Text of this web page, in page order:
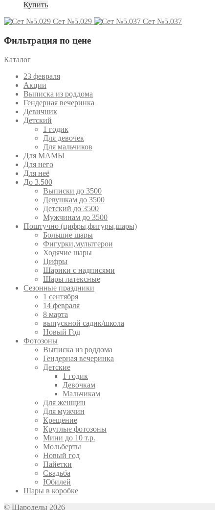
Купить
Сет №5.029
Сет №5.037
Фильтрация по цене
Каталог
23 февраля
Акции
Выписка из роддома
Гендерная вечеринка
Девичник
Детский
1 годик
Для девочек
Для мальчиков
Для МАМЫ
Для него
Для неё
До 3.500
Выписки до 3500
Девушкам до 3500
Детский до 3500
Мужчинам до 3500
Поштучно (цифры,фигуры,шары)
Большие шары
Фигурки,мультгерои
Ходячие шары
Цифры
Шарики с надписями
Шары латексные
Сезонные праздники
1 сентября
14 февраля
8 марта
выпускной садик/школа
Новый Год
Фотозоны
Выписка из роддома
Гендерная вечеринка
Детские
1 годик
Девочкам
Мальчикам
Для женщин
Для мужчин
Крещение
Круглые фотозоны
Мини до 10 т.р.
Мольберты
Новый год
Пайетки
Свадьба
Юбилей
Шары в коробке
© Шароделы 2026